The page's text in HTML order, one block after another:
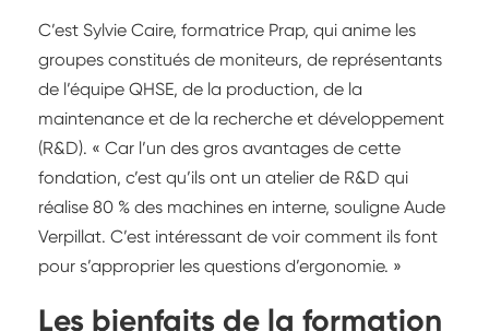
C’est Sylvie Caire, formatrice Prap, qui anime les
groupes constitués de moniteurs, de représentants
de l’équipe QHSE, de la production, de la
maintenance et de la recherche et développement
(R&D). « Car l’un des gros avantages de cette
fondation, c’est qu’ils ont un atelier de R&D qui
réalise 80 % des machines en interne, souligne Aude
Verpillat. C’est intéressant de voir comment ils font
pour s’approprier les questions d’ergonomie. »
Les bienfaits de la formation